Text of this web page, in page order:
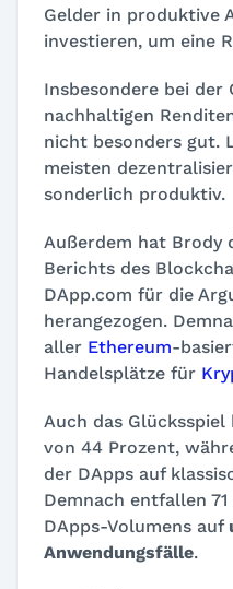
Gelder in produktive
investieren, um eine
Insbesondere bei der
nachhaltigen
nicht besonders gut.
meisten
sonderlich produktiv.
Außerdem hat Brody
Berichts des
DApp.com für die
herangezogen.
aller Ethereum-
Handelsplätze für
Auch das
von 44 Prozent,
der DApps auf
Demnach entfallen
DApps-Volumens auf
Anwendungsfälle.